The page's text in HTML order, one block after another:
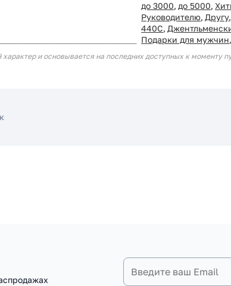
до 3000, до 5000,
Руководителю, Другу,
440С,
Подарки для мужчин,
и основывается на последних доступных к моменту